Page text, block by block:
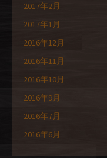
2017年2月
2017年1月
2016年12月
2016年11月
2016年10月
2016年9月
2016年7月
2016年6月